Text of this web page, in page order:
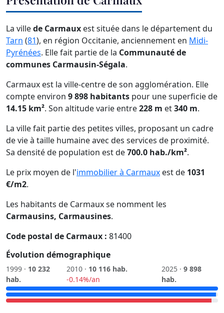
La villede Carmaux est située dans le département du
Tarn (81), en région Occitanie, anciennement en Midi-
Pyrénées. Elle fait partie de la Communauté de
communes Carmausin-Ségala.
Carmaux est la ville-centre de son agglomération. Elle
compte environ 9 898 habitants pour une superficie de
14.15 km². Son altitude varie entre228 m et340 m.
La ville fait partie des petites villes, proposant un cadre
de vie à taille humaine avec des services de proximité.
Sa densité de population est de700.0 hab./km².
Le prix moyen de l'immobilier à Carmaux est de 1031
€/m2.
Les habitants de Carmaux se nomment les
Carmausins, Carmausines.
Code postal de Carmaux : 81400
Évolution démographique
1999 · 10 232
hab.
2010 · 10 116 hab.
-0.14%/an
2025 ·9 898
hab.